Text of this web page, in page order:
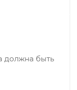
должна быть